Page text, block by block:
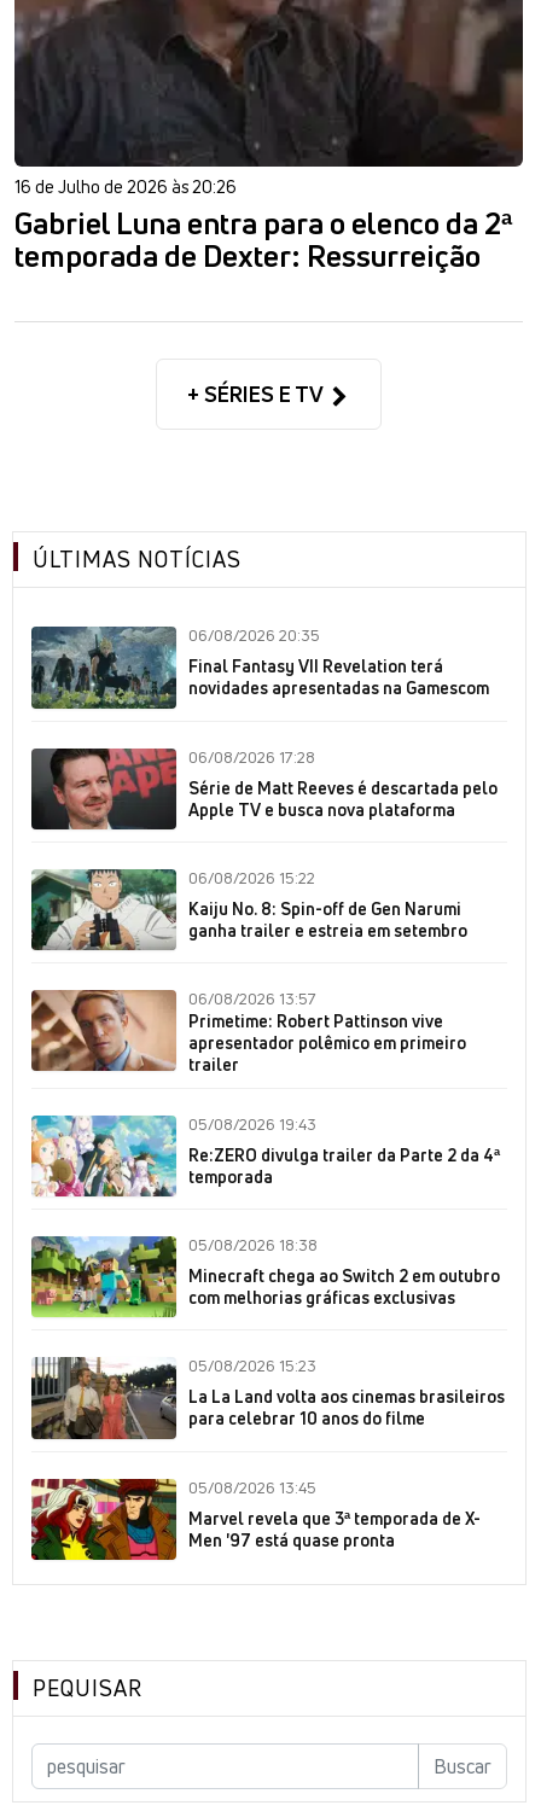
16 de Julho de 2026 às 20:26
Gabriel Luna entra para o elenco da 2ª
temporada de Dexter: Ressurreição
+ SÉRIES E TV
ÚLTIMAS NOTÍCIAS
06/08/2026 20:35
Final Fantasy VII Revelation terá
novidades apresentadas na Gamescom
06/08/2026 17:28
Série de Matt Reeves é descartada pelo
Apple TV e busca nova plataforma
06/08/2026 15:22
Kaiju No. 8: Spin-off de Gen Narumi
ganha trailer e estreia em setembro
06/08/2026 13:57
Primetime: Robert Pattinson vive
apresentador polêmico em primeiro
trailer
05/08/2026 19:43
Re:ZERO divulga trailer da Parte 2 da 4ª
temporada
05/08/2026 18:38
Minecraft chega ao Switch 2 em outubro
com melhorias gráficas exclusivas
05/08/2026 15:23
La La Land volta aos cinemas brasileiros
para celebrar 10 anos do filme
05/08/2026 13:45
Marvel revela que 3ª temporada de X-
Men '97 está quase pronta
PEQUISAR